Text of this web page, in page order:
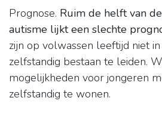
Prognose. Ruim de helft van
autisme lijkt een slechte
zijn op volwassen leeftijd niet
zelfstandig bestaan te leiden.
mogelijkheden voor jongeren
zelfstandig te wonen.